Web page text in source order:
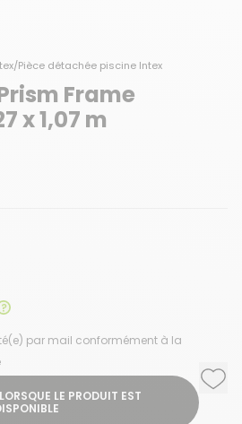
/Pièce détachée piscine Intex
Frame
x 1,07 m
par mail conformément à la
LE PRODUIT EST